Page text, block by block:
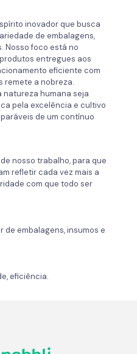
inovador que busca
de embalagens,
Nosso foco está no
entregues aos
eficiente com
remete a nobreza.
humana seja
pela excelência e cultivo
de um contínuo
nosso trabalho, para que
refletir cada vez mais a
com que todo ser
embalagens, insumos e
eficiência.